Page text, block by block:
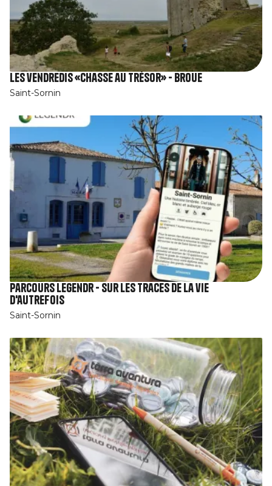
Les vendredis «chasse au trésor» - Broue
Saint-Sornin
Parcours Legendr - Sur les traces de la vie
d'autrefois
Saint-Sornin